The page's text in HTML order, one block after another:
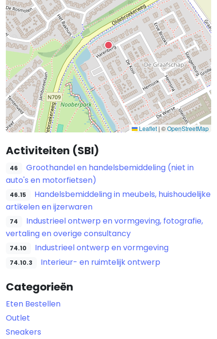
Leaflet | ©OpenStreetMap
Activiteiten (SBI)
46
Groothandel en handelsbemiddeling (niet in
auto's en motorfietsen)
46.15
Handelsbemiddeling in meubels, huishoudelijke
artikelen en ijzerwaren
74
Industrieel ontwerp en vormgeving, fotografie,
vertaling en overige consultancy
74.10 Industrieel ontwerp en vormgeving
74.10.3 Interieur- en ruimtelijk ontwerp
Categorieën
Eten Bestellen
Outlet
Sneakers